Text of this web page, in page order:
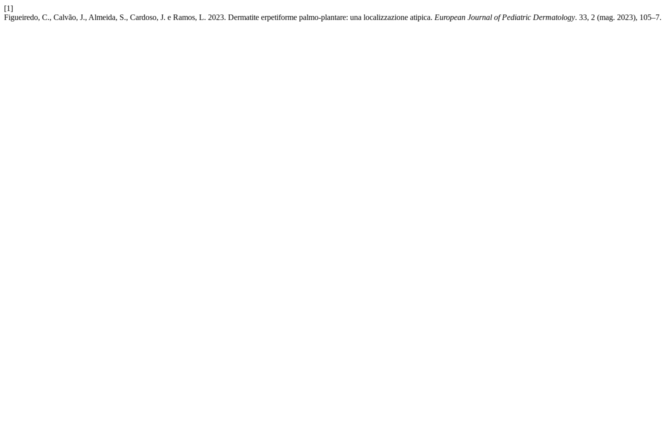
[1]
Figueiredo, C., Calvão, J., Almeida, S., Cardoso, J. e Ramos, L. 2023. Dermatite erpetiforme palmo-plantare: una localizzazione atipica. European Journal of Pediatric Dermatology. 33, 2 (mag. 2023), 105–7.